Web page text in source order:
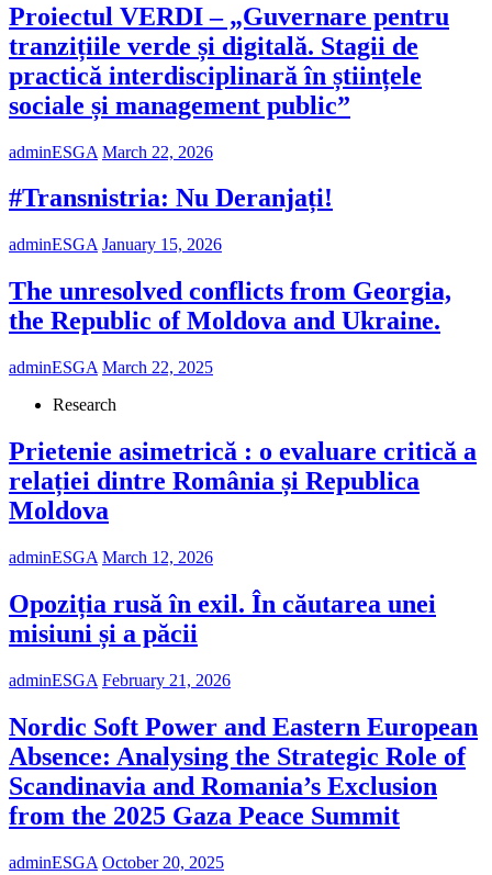
Proiectul VERDI – „Guvernare pentru
tranzițiile verde și digitală. Stagii de
practică interdisciplinară în științele
sociale și management public”
adminESGA March 22, 2026
#Transnistria: Nu Deranjați!
adminESGA January 15, 2026
The unresolved conflicts from Georgia,
the Republic of Moldova and Ukraine.
adminESGA March 22, 2025
Research
Prietenie asimetrică : o evaluare critică a
relației dintre România și Republica
Moldova
adminESGA March 12, 2026
Opoziția rusă în exil. În căutarea unei
misiuni și a păcii
adminESGA February 21, 2026
Nordic Soft Power and Eastern European
Absence: Analysing the Strategic Role of
Scandinavia and Romania’s Exclusion
from the 2025 Gaza Peace Summit
adminESGA October 20, 2025